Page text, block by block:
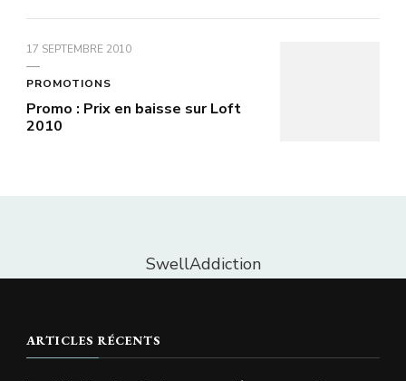
17 SEPTEMBRE 2010
PROMOTIONS
Promo : Prix en baisse sur Loft
2010
SwellAddiction
ARTICLES RÉCENTS